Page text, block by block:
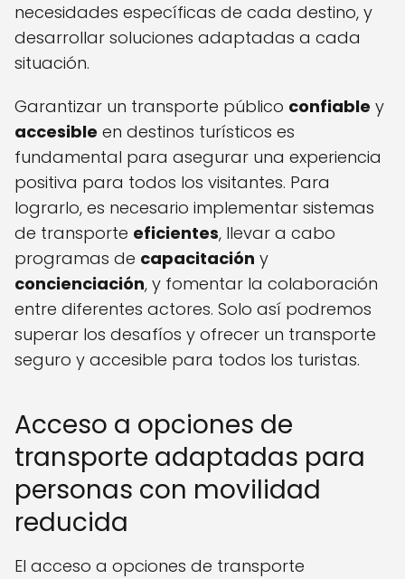
necesidades específicas de cada destino, y
desarrollar soluciones adaptadas a cada
situación.
Garantizar un transporte público confiable y
accesible en destinos turísticos es
fundamental para asegurar una experiencia
positiva para todos los visitantes. Para
lograrlo, es necesario implementar sistemas
de transporte eficientes, llevar a cabo
programas de capacitación y
concienciación, y fomentar la colaboración
entre diferentes actores. Solo así podremos
superar los desafíos y ofrecer un transporte
seguro y accesible para todos los turistas.
Acceso a opciones de
transporte adaptadas para
personas con movilidad
reducida
El acceso a opciones de transporte